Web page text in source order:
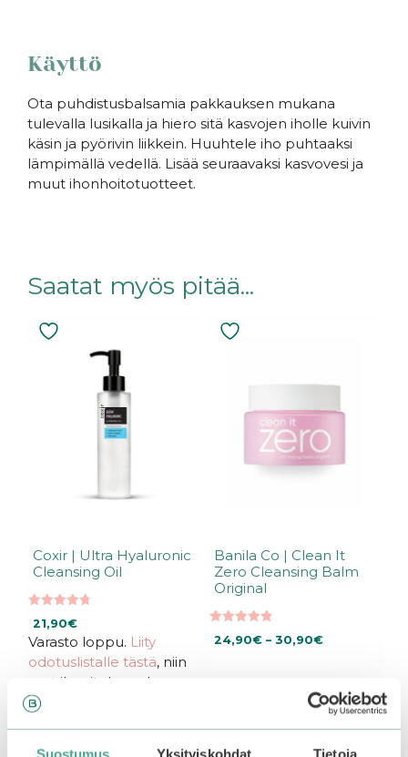
Suostumus Yksityiskohdat Tietoja
Käyttö
Ota puhdistusbalsamia pakkauksen mukana
tulevalla lusikalla ja hiero sitä kasvojen iholle kuivin
käsin ja pyörivin liikkein. Huuhtele iho puhtaaksi
lämpimällä vedellä. Lisää seuraavaksi kasvovesi ja
muut ihonhoitotuotteet.
Saatat myös pitää...
Coxir | Ultra Hyaluronic
Cleansing Oil
5:stä
21,90€
Varasto loppu. Liity
odotuslistalle tästä, niin
saat ilmoituksen, kun
tuote on jälleen
Banila Co | Clean It
Zero Cleansing Balm
Original
5:stä
24,90€ – 30,90€Hintaluokka:
30,90€
Valitse vaihtoehdoista
Tällä
muunnelma.
valinnat